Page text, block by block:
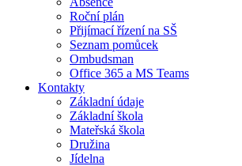
Roční plán
Přijímací řízení na SŠ
Seznam pomůcek
Ombudsman
Office 365 a MS Teams
Kontakty
Základní údaje
Základní škola
Mateřská škola
Družina
Jídelna